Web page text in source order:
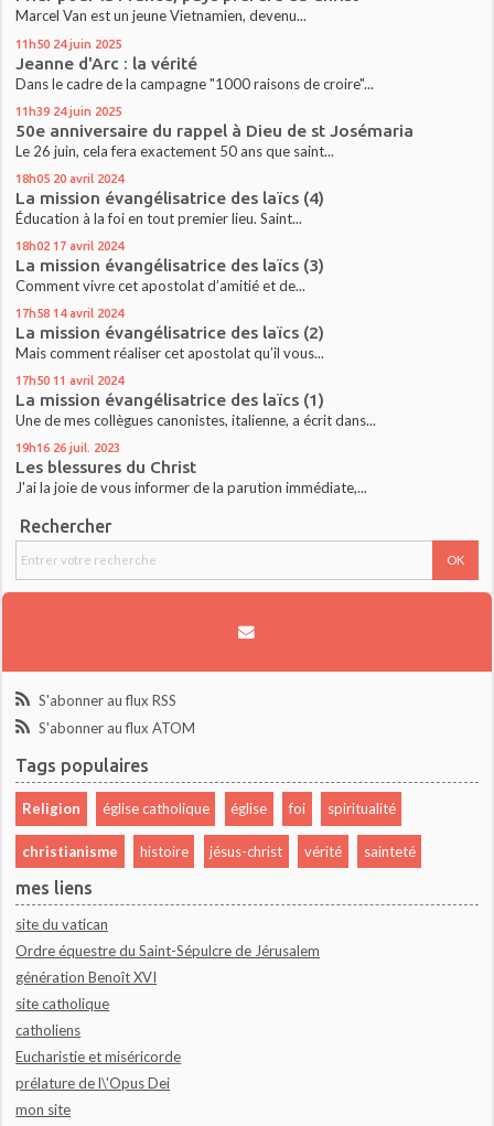
Marcel Van est un jeune Vietnamien, devenu...
11h50 24 juin 2025
Jeanne d'Arc : la vérité
Dans le cadre de la campagne "1000 raisons de croire"...
11h39 24 juin 2025
50e anniversaire du rappel à Dieu de st Josémaria
Le 26 juin, cela fera exactement 50 ans que saint...
18h05 20 avril 2024
La mission évangélisatrice des laïcs (4)
Éducation à la foi en tout premier lieu. Saint...
18h02 17 avril 2024
La mission évangélisatrice des laïcs (3)
Comment vivre cet apostolat d’amitié et de...
17h58 14 avril 2024
La mission évangélisatrice des laïcs (2)
Mais comment réaliser cet apostolat qu’il vous...
17h50 11 avril 2024
La mission évangélisatrice des laïcs (1)
Une de mes collègues canonistes, italienne, a écrit dans...
19h16 26 juil. 2023
Les blessures du Christ
J'ai la joie de vous informer de la parution immédiate,...
Rechercher
S'abonner au flux RSS
S'abonner au flux ATOM
Tags populaires
Religion église catholique église foi spiritualité
christianisme histoire jésus-christ vérité sainteté
mes liens
site du vatican
Ordre équestre du Saint-Sépulcre de Jérusalem
génération Benoît XVI
site catholique
catholiens
Eucharistie et miséricorde
prélature de l\'Opus Dei
mon site